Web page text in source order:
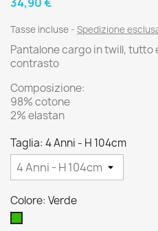
Tasse incluse Spedizione
Pantalone cargo in twill, tutto
contrasto
Composizione:
98% cotone
2% elastan
Taglia: 4 Anni - H 104cm
Colore: Verde